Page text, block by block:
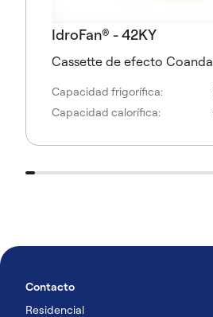
IdroFan® - 42KY
Cassette de efecto Coanda
Capacidad frigorífica:
Capacidad calorífica:
Contacto
Residencial